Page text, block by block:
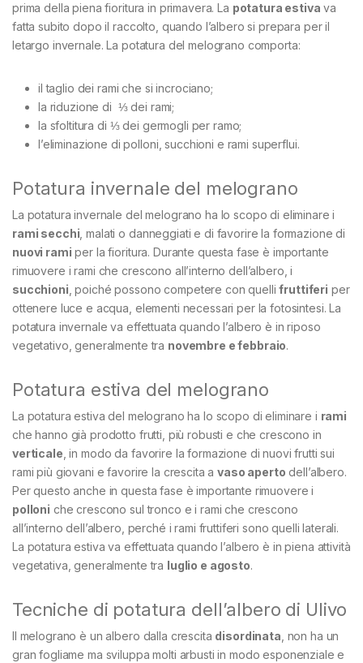
prima della piena fioritura in primavera. La potatura estiva va
fatta subito dopo il raccolto, quando l’albero si prepara per il
letargo invernale. La potatura del melograno comporta:
il taglio dei rami che si incrociano;
la riduzione di ⅓ dei rami;
la sfoltitura di ⅓ dei germogli per ramo;
l’eliminazione di polloni, succhioni e rami superflui.
Potatura invernale del melograno
La potatura invernale del melograno ha lo scopo di eliminare i
rami secchi , malati o danneggiati e di favorire la formazione di
nuovi rami per la fioritura. Durante questa fase è importante
rimuovere i rami che crescono all’interno dell’albero, i
succhioni , poiché possono competere con quellifruttiferi per
ottenere luce e acqua, elementi necessari per la fotosintesi. La
potatura invernale va effettuata quando l’albero è in riposo
vegetativo, generalmente tra novembre e febbraio.
Potatura estiva del melograno
La potatura estiva del melograno ha lo scopo di eliminare i rami
che hanno già prodotto frutti, più robusti e che crescono in
verticale , in modo da favorire la formazione di nuovi frutti sui
rami più giovani e favorire la crescita avaso aperto dell’albero.
Per questo anche in questa fase è importante rimuovere i
polloni che crescono sul tronco e i rami che crescono
all’interno dell’albero, perché i rami fruttiferi sono quelli laterali.
La potatura estiva va effettuata quando l’albero è in piena attività
vegetativa, generalmente tra luglio e agosto.
Tecniche di potatura dell’albero di Ulivo
Il melograno è un albero dalla crescita disordinata , non ha un
gran fogliame ma sviluppa molti arbusti in modo esponenziale e